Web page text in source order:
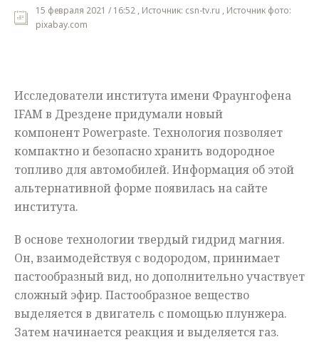
Общество
Происшествия
15 февраля 2021 / 16:52 , Источник: csn-tv.ru , Источник фото:
pixabay.com
Исследователи института имени Фраунгофена
IFAM в Дрездене придумали новый
компонент Powerpaste. Технология позволяет
компактно и безопасно хранить водородное
топливо для автомобилей. Информация об этой
альтернативной форме появилась на сайте
института.
В основе технологии твердый гидрид магния.
Он, взаимодействуя с водородом, принимает
пастообразный вид, но дополнительно участвует
сложный эфир. Пастообразное вещество
выделяется в двигатель с помощью плунжера.
Затем начинается реакция и выделяется газ.